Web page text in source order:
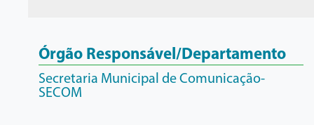
Órgão Responsável/Departamento
Secretaria Municipal de Comunicação-
SECOM